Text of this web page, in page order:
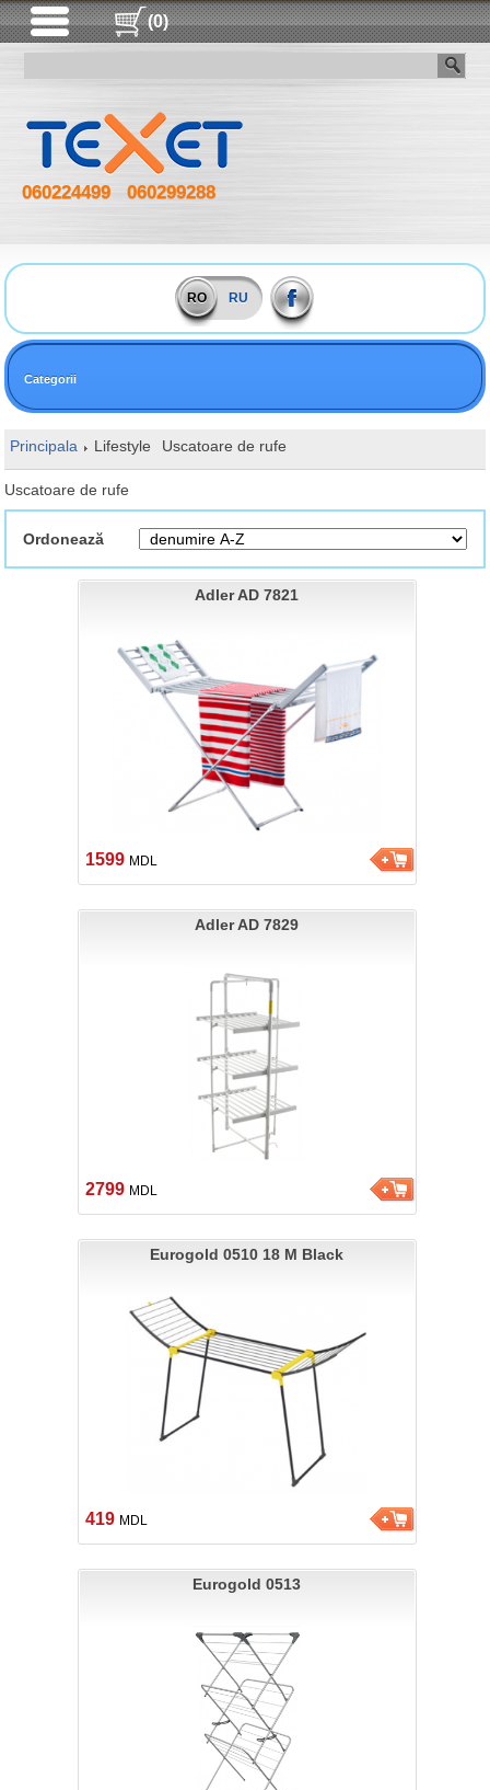
(0)
060224499 060299288
RO RU
Categorii
Principala Lifestyle Uscatoare de rufe
Uscatoare de rufe
Ordonează
Adler AD 7821
1599 MDL
Adler AD 7829
2799 MDL
Eurogold 0510 18 M Black
419 MDL
Eurogold 0513